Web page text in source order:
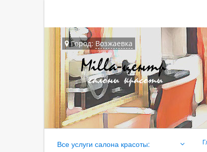
Город: Возжаевка
Все услуги салона красоты: